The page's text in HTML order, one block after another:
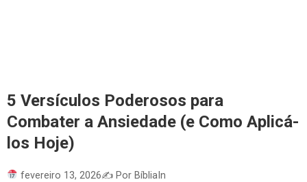
5 Versículos Poderosos para
Combater a Ansiedade (e Como Aplicá-
los Hoje)
fevereiro 13, 2026✍️ Por BíbliaIn